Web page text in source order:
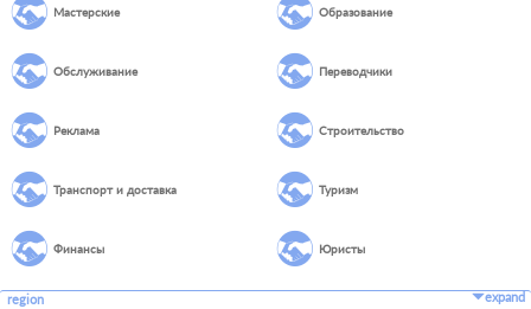
Мастерские Образование
Обслуживание Переводчики
Реклама Строительство
Транспорт и доставка Туризм
Финансы Юристы
region expand